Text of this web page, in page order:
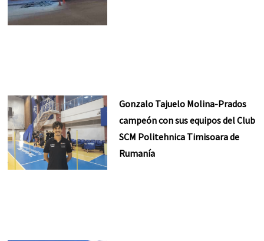
Gonzalo Tajuelo Molina-Prados
campeón con sus equipos del Club
SCM Politehnica Timisoara de
Rumanía